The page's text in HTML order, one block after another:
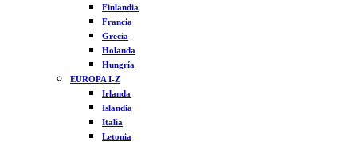
Finlandia
Francia
Grecia
Holanda
Hungría
EUROPA I-Z
Irlanda
Islandia
Italia
Letonia